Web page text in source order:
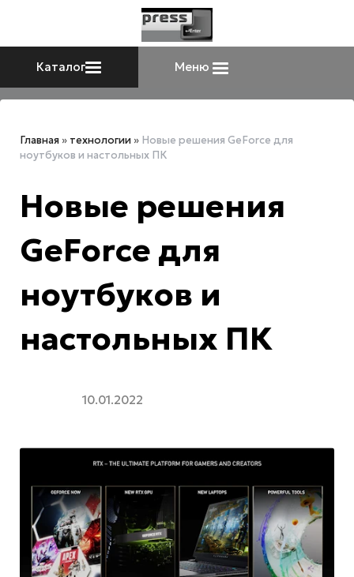
Каталог Меню
Главная » технологии » Новые решения GeForce для
ноутбуков и настольных ПК
Новые решения
GeForce для
ноутбуков и
настольных ПК
10.01.2022